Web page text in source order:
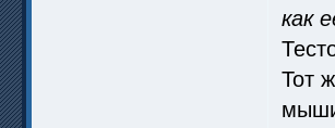
как
Тот